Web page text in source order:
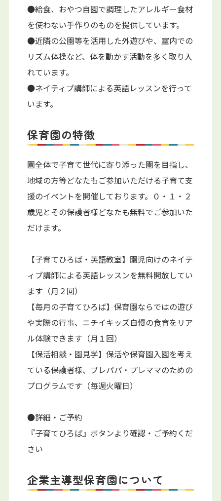
●給食、おやつ自園で調理したアレルギー食材
を使わない手作りのものを提供しています。
●近隣の公園等を活用した外遊びや、室内での
リズム体操など、体を動かす活動を多く取り入
れています。
●ネイティブ講師による英語レッスンを行って
います。
保育園の特徴
園全体で子育て世代に寄り添った園を目指し、
地域の方等どなたもご参加いただける子育て支
援のイベントを開催しております。０・１・２
歳児とその保護者様どなたも無料でご参加いた
だけます。
【子育てひろば・英語教室】園児向けのネイテ
ィブ講師による英語レッスンを無料開放してい
ます（月２回）
【毎月の子育てひろば】保育園ならではの遊び
や実際の行事、ニチイキッズ自慢の食育をリア
ル体験できます（月１回）
【保活相談・園見学】保活や保育園入園を考え
ている保護者様、プレパパ・プレママのための
プログラムです（毎週火曜日）
●詳細・ご予約
『子育てひろば』ボタンより確認・ご予約くだ
さい
企業主導型保育園について